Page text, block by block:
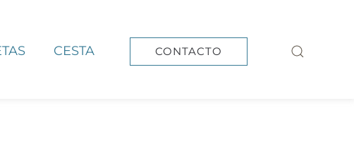
CESTA CONTACTO